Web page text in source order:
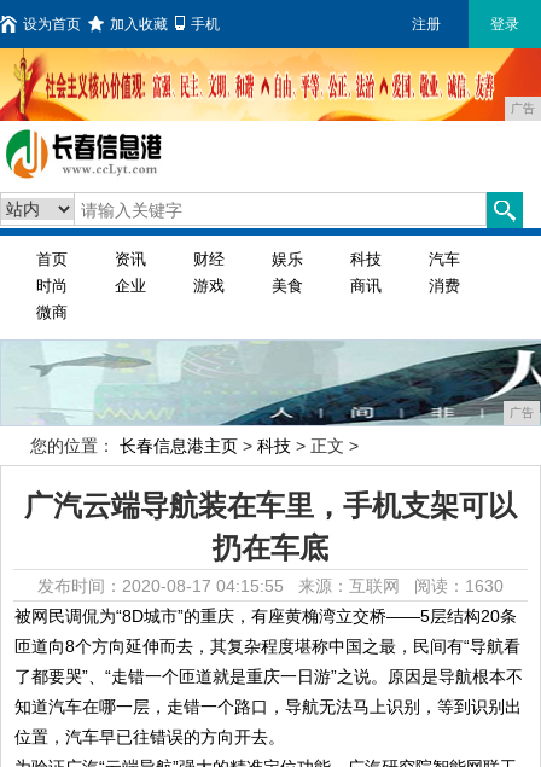
设为首页 加入收藏 手机 注册 登录
广告
首页 资讯 财经 娱乐 科技
汽车
时尚
企业 游戏 美食 商讯
消费
微商
广告
您的位置： 长春信息港主页 > 科技 > 正文 >
广汽云端导航装在车里，手机支架可以
扔在车底
发布时间：2020-08-17 04:15:55 来源：互联网 阅读：1630
被网民调侃为“8D城市”的重庆，有座黄桷湾立交桥——5层结构20条
匝道向8个方向延伸而去，其复杂程度堪称中国之最，民间有“导航看
了都要哭”、“走错一个匝道就是重庆一日游”之说。原因是导航根本不
知道汽车在哪一层，走错一个路口，导航无法马上识别，等到识别出
位置，汽车早已往错误的方向开去。